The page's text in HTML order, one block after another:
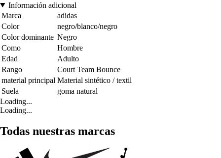
Información adicional
Marca
adidas
Color
negro/blanco/negro
Color dominante Negro
Como
Hombre
Edad
Adulto
Rango
Court Team Bounce
material principal Material sintético / textil
Suela
goma natural
Loading...
Loading...
Todas nuestras marcas